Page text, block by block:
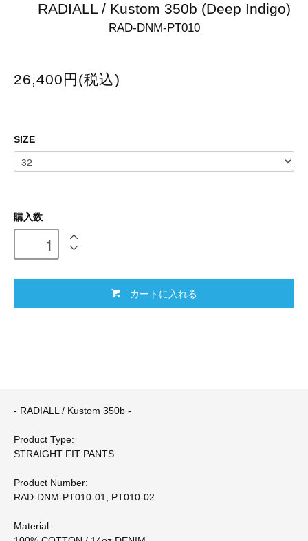
RADIALL / Kustom 350b (Deep Indigo)
RAD-DNM-PT010
26,400円(税込)
SIZE
購入数
カートに入れる
- RADIALL / Kustom 350b -
Product Type:
STRAIGHT FIT PANTS
Product Number:
RAD-DNM-PT010-01, PT010-02
Material: